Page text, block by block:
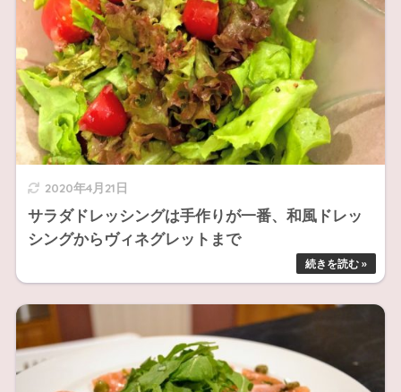
2020年4月21日
サラダドレッシングは手作りが一番、和風ドレッ
シングからヴィネグレットまで